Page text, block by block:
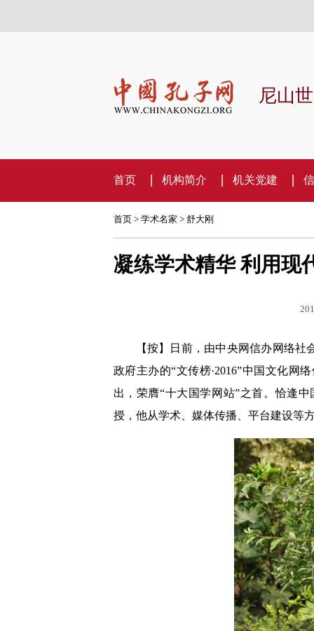
尼山
首页 机构简介 机关党建
首页> 学术名家 > 舒大刚
凝练学术精华 利用现
【按】日前，由中央网信办网络
政府主办的“文传榜·2016”中国文化网
出，荣膺“十大国学网站”之首。恰逢
授，他从学术、媒体传播、平台建设等